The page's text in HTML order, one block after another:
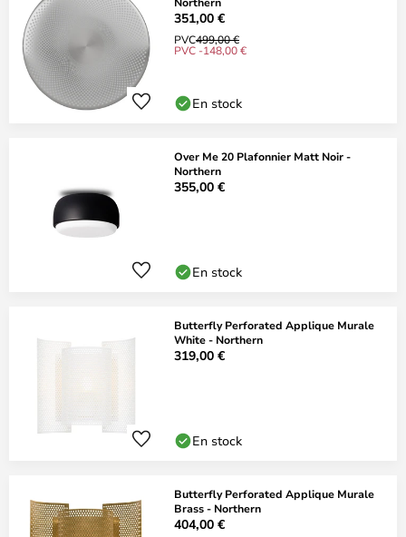
351,00 €
PVC499,00 €
PVC -148,00 €
En stock
Over Me 20 Plafonnier Matt Noir -
Northern
355,00 €
En stock
Butterfly Perforated Applique Murale
White - Northern
319,00 €
En stock
Butterfly Perforated Applique Murale
Brass - Northern
404,00 €